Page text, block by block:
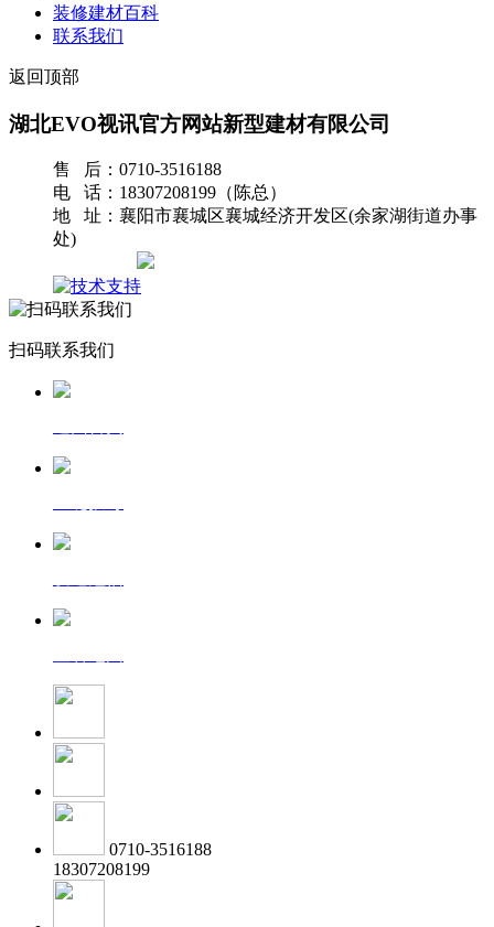
装修建材百科
联系我们
返回顶部
湖北EVO视讯官方网站新型建材有限公司
售 后：0710-3516188
电 话：18307208199（陈总）
地 址：襄阳市襄城区襄城经济开发区(余家湖街道办事
处)
扫码联系我们
0710-3516188
18307208199